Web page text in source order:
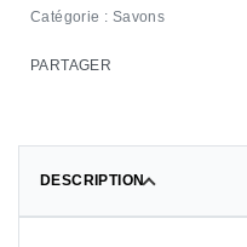
Catégorie : Savons
PARTAGER
DESCRIPTION